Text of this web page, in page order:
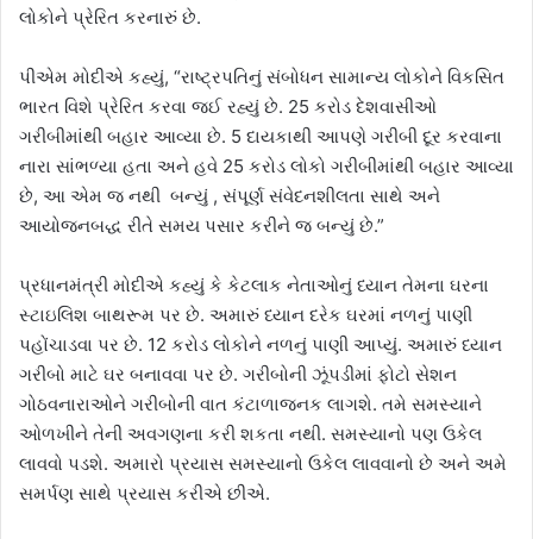
લોકોને પ્રેરિત કરનારું છે.
પીએમ મોદીએ કહ્યું, “રાષ્ટ્રપતિનું સંબોધન સામાન્ય લોકોને વિકસિત
ભારત વિશે પ્રેરિત કરવા જઈ રહ્યું છે. 25 કરોડ દેશવાસીઓ
ગરીબીમાંથી બહાર આવ્યા છે. 5 દાયકાથી આપણે ગરીબી દૂર કરવાના
નારા સાંભળ્યા હતા અને હવે 25 કરોડ લોકો ગરીબીમાંથી બહાર આવ્યા
છે, આ એમ જ નથી બન્યું , સંપૂર્ણ સંવેદનશીલતા સાથે અને
આયોજનબદ્ધ રીતે સમય પસાર કરીને જ બન્યું છે.”
પ્રધાનમંત્રી મોદીએ કહ્યું કે કેટલાક નેતાઓનું ધ્યાન તેમના ઘરના
સ્ટાઇલિશ બાથરૂમ પર છે. અમારું ધ્યાન દરેક ઘરમાં નળનું પાણી
પહોંચાડવા પર છે. 12 કરોડ લોકોને નળનું પાણી આપ્યું. અમારું ધ્યાન
ગરીબો માટે ઘર બનાવવા પર છે. ગરીબોની ઝૂંપડીમાં ફોટો સેશન
ગોઠવનારાઓને ગરીબોની વાત કંટાળાજનક લાગશે. તમે સમસ્યાને
ઓળખીને તેની અવગણના કરી શકતા નથી. સમસ્યાનો પણ ઉકેલ
લાવવો પડશે. અમારો પ્રયાસ સમસ્યાનો ઉકેલ લાવવાનો છે અને અમે
સમર્પણ સાથે પ્રયાસ કરીએ છીએ.